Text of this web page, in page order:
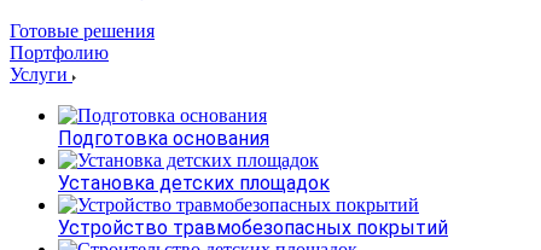
Готовые решения
Портфолию
Услуги
Подготовка основания
Установка детских площадок
Устройство травмобезопасных покрытий